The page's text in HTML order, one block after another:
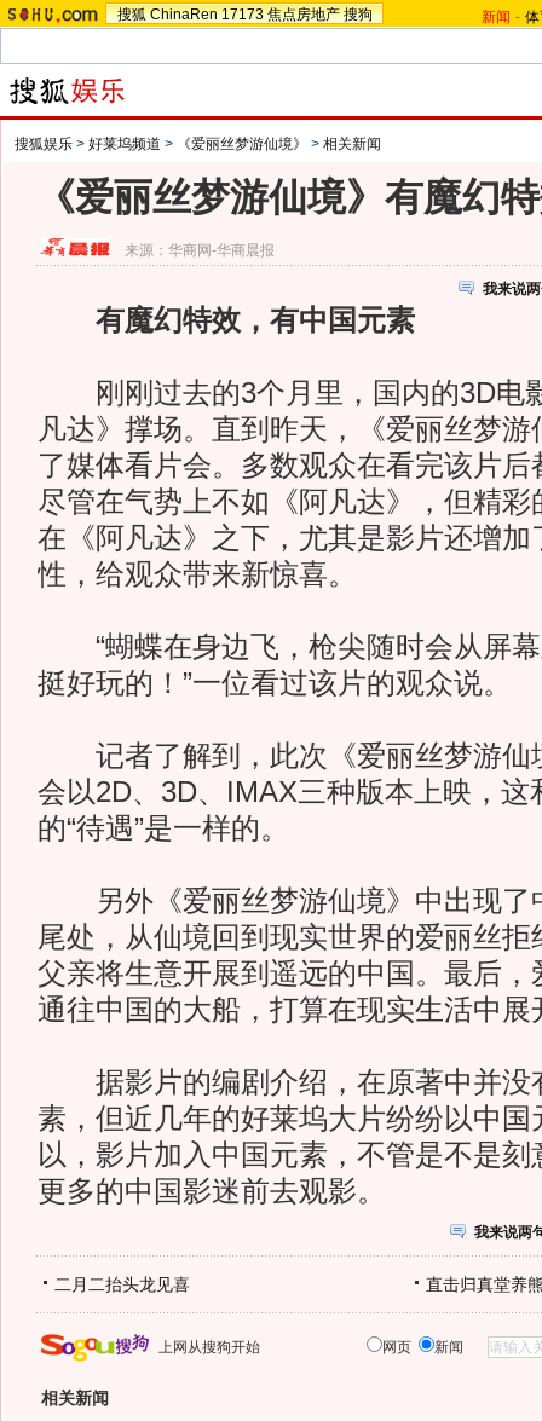
搜狐 ChinaRen 17173 焦点房地产 搜狗 新闻 -
搜狐娱乐 > 好莱坞频道 > 《爱丽丝梦游仙境》 > 相关新闻
《爱丽丝梦游仙境》有魔幻
来源： 华商网-华商晨报
我来说
有魔幻特效，有中国元素
刚刚过去的3个月里，国内的3D电
凡达》撑场。直到昨天，《爱丽丝梦
了媒体看片会。多数观众在看完该片
尽管在气势上不如《阿凡达》，但精彩
在《阿凡达》之下，尤其是影片还增加
性，给观众带来新惊喜。
“蝴蝶在身边飞，枪尖随时会从屏
挺好玩的！”一位看过该片的观众说。
记者了解到，此次《爱丽丝梦游仙
会以2D、3D、IMAX三种版本上映，这
的“待遇”是一样的。
另外《爱丽丝梦游仙境》中出现了
尾处，从仙境回到现实世界的爱丽丝
父亲将生意开展到遥远的中国。最后，
通往中国的大船，打算在现实生活中展
据影片的编剧介绍，在原著中并没
素，但近几年的好莱坞大片纷纷以中国
以，影片加入中国元素，不管是不是
更多的中国影迷前去观影。
我来说两
二月二抬头龙见喜 直击归真堂养
上网从搜狗开始 网页 新闻
相关新闻